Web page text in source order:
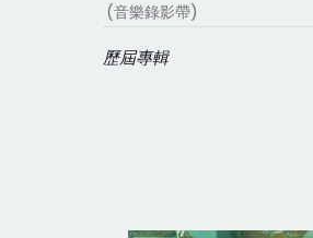
(音樂錄影帶)
歷屆專輯